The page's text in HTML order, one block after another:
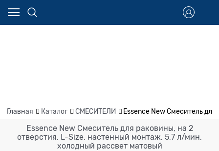
Главная Каталог СМЕСИТЕЛИ Essence New Смеситель
Essence New Смеситель для раковины, на 2
отверстия, L-Size, настенный монтаж, 5,7 л/мин,
холодный рассвет матовый